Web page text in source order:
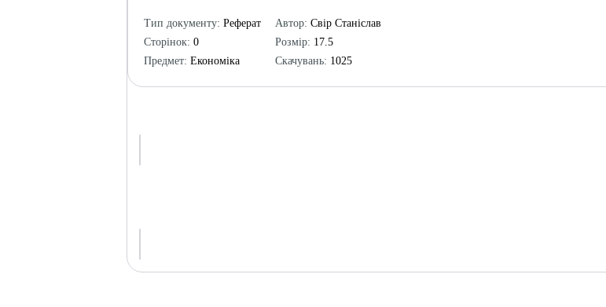
Тип документу: Реферат
Сторінок: 0
Предмет: Економіка
Автор: Свір Станіслав
Розмір: 17.5
Скачувань: 1025